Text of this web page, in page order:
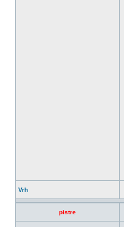
Vrh
pistre